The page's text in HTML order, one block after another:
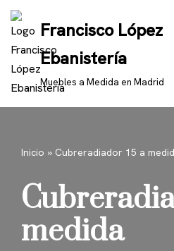
Saltar
al
contenido
Francisco López
Ebanistería
Muebles a Medida en Madrid
Inicio » Cubreradiador 15 a
medida